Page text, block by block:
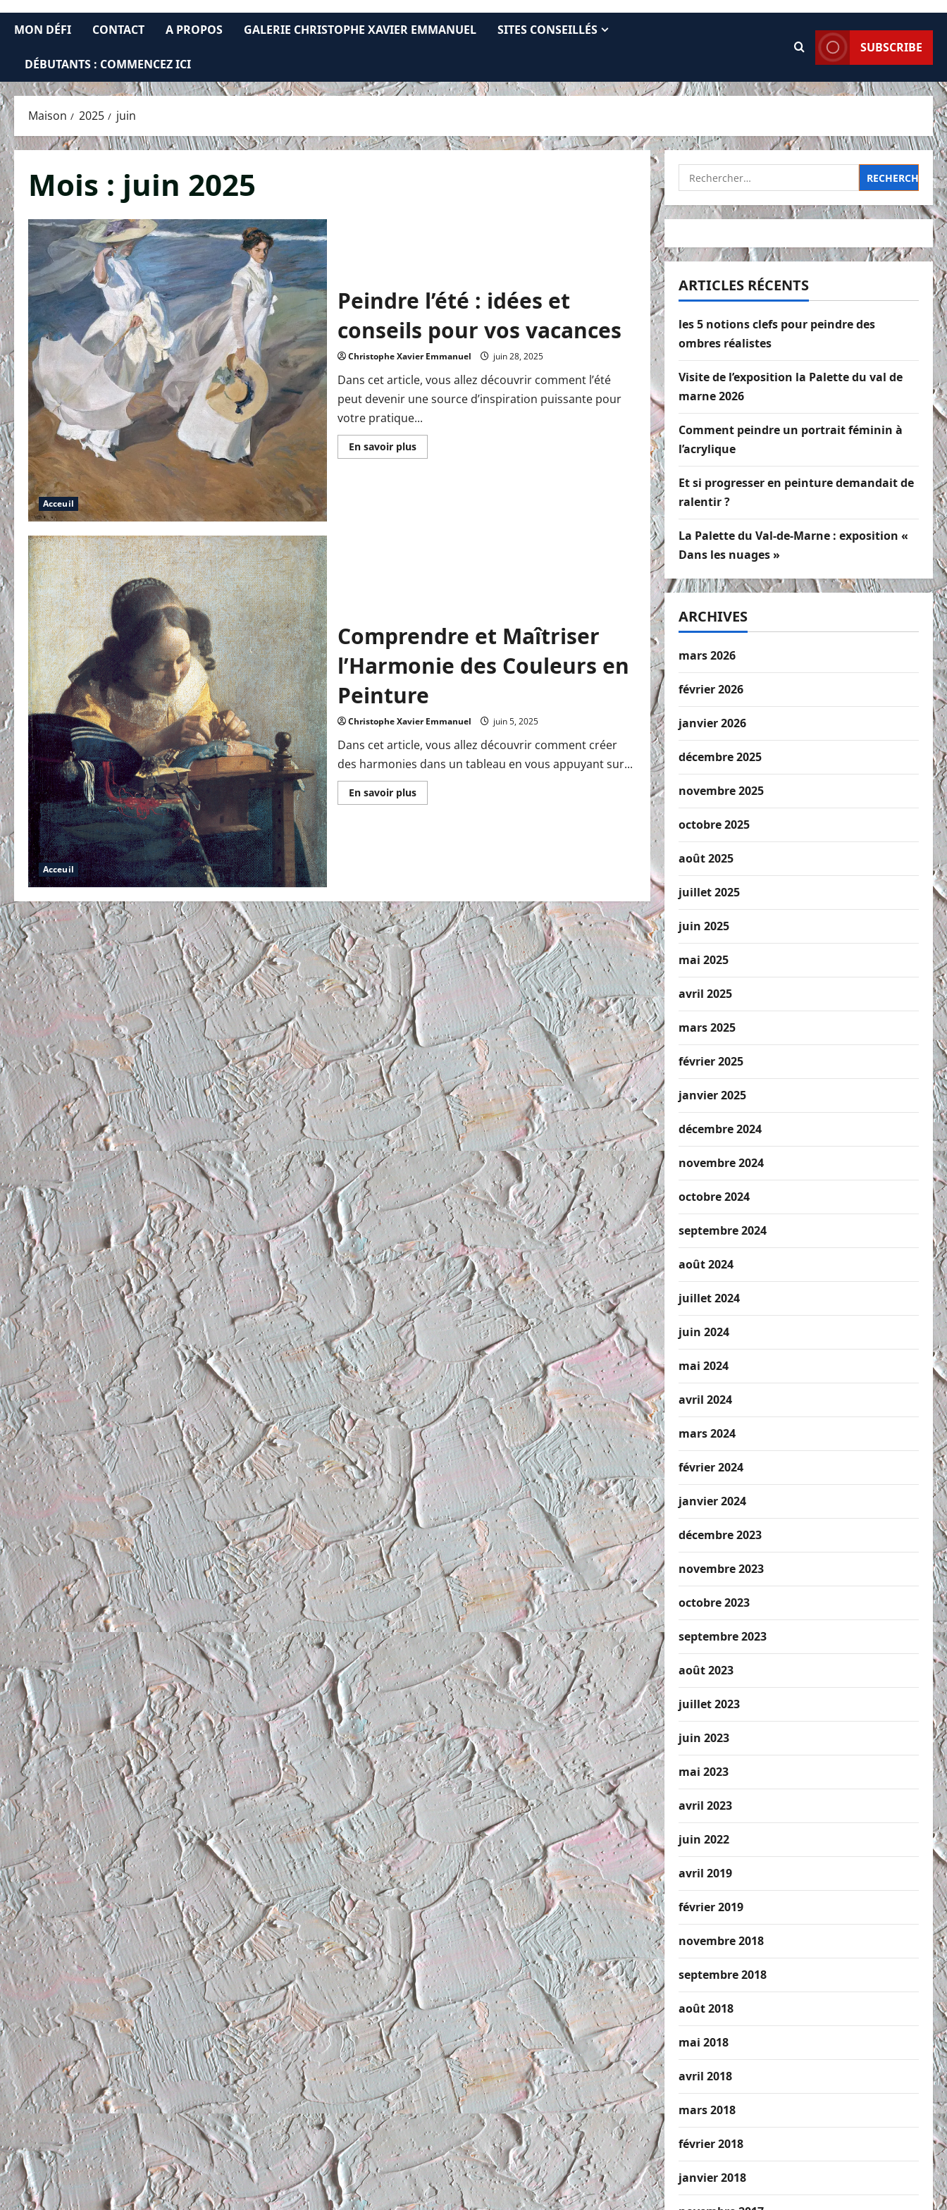
MON DÉFI CONTACT A PROPOS GALERIE CHRISTOPHE XAVIER EMMANUEL SITES CONSEILLÉS
DÉBUTANTS : COMMENCEZ ICI
SUBSCRIBE
Maison 2025 juin
Mois : juin 2025
Acceuil
Peindre l’été : idées et
conseils pour vos vacances
Christophe Xavier Emmanuel juin 28, 2025
Dans cet article, vous allez découvrir comment l’été
peut devenir une source d’inspiration puissante pour
votre pratique...
En savoir plusEn
savoir
Acceuil
Comprendre et Maîtriser
l’Harmonie des Couleurs en
Peinture
Christophe Xavier Emmanuel juin 5, 2025
Dans cet article, vous allez découvrir comment créer
des harmonies dans un tableau en vous appuyant sur...
En savoir plusEn
savoir
Peinture
Rechercher :
ARTICLES RÉCENTS
les 5 notions clefs pour peindre des
ombres réalistes
Visite de l’exposition la Palette du val de
marne 2026
Comment peindre un portrait féminin à
l’acrylique
Et si progresser en peinture demandait de
ralentir ?
La Palette du Val-de-Marne : exposition «
Dans les nuages »
ARCHIVES
mars 2026
février 2026
janvier 2026
décembre 2025
novembre 2025
octobre 2025
août 2025
juillet 2025
juin 2025
mai 2025
avril 2025
mars 2025
février 2025
janvier 2025
décembre 2024
novembre 2024
octobre 2024
septembre 2024
août 2024
juillet 2024
juin 2024
mai 2024
avril 2024
mars 2024
février 2024
janvier 2024
décembre 2023
novembre 2023
octobre 2023
septembre 2023
août 2023
juillet 2023
juin 2023
mai 2023
avril 2023
juin 2022
avril 2019
février 2019
novembre 2018
septembre 2018
août 2018
mai 2018
avril 2018
mars 2018
février 2018
janvier 2018